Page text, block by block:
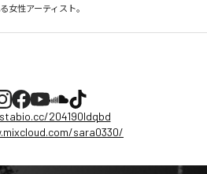
女性アーティスト。
204190Idqbd
sara0330/